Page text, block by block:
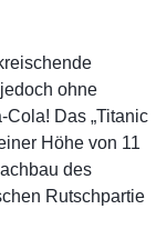
ohne
Cola! Das „Titanic
Höhe von 11
des
Rutschpartie